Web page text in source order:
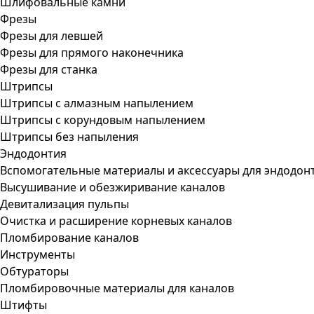
Фрезы
Фрезы для левшей
Фрезы для прямого наконечника
Фрезы для станка
Штрипсы
Штрипсы c алмазным напылением
Штрипсы c корундовым напылением
Штрипсы без напыления
Эндодонтия
Вспомогательные материалы и аксессуары для
Высушивание и обезжиривание каналов
Девитализация пульпы
Очистка и расширение корневых каналов
Пломбирование каналов
Инструменты
Обтураторы
Пломбировочные материалы для каналов
Штифты